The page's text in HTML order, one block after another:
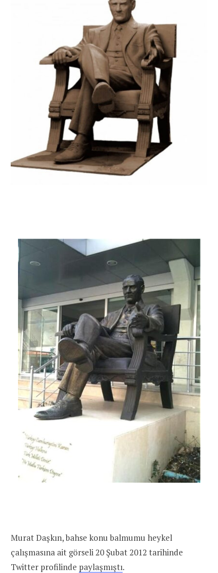
Murat Daşkın, bahse konu balmumu heykel
çalışmasına ait görseli 20 Şubat 2012 tarihinde
Twitter profilinde paylaşmıştı.